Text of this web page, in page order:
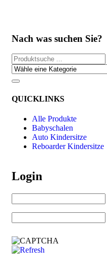
Nach was suchen Sie?
QUICKLINKS
Alle Produkte
Babyschalen
Auto Kindersitze
Reboarder Kindersitze
Login